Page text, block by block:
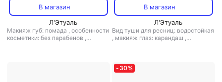
увлажняющая, оттенок 975,
Винная Ягода, 4,4 г
В магазин
Л'Этуаль
Макияж губ: помада , особенности
косметики: без парабенов ,
В магазин
Л'Этуаль
Вид туши для ресниц: водостойкая
, макияж глаз: карандаш ,
- 30%